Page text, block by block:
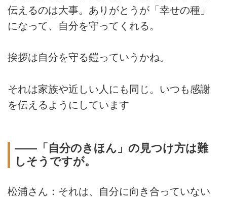
伝えるのは大事。ありがとうが「幸せの種」
になって、自分を守ってくれる。
挨拶は自分を守る鎧っていうかね。
それは家族や近しい人にも同じ。いつも感謝
を伝えるようにしています
――「自分のきほん」の見つけ方は難
しそうですが。
松浦さん：それは、自分に向き合っていない